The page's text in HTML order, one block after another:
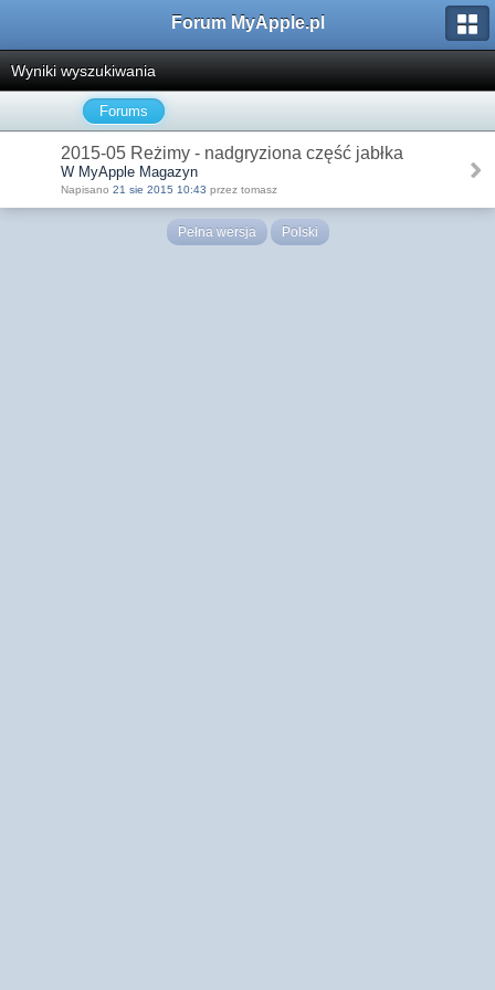
Forum MyApple.pl
Wyniki wyszukiwania
Forums
2015-05 Reżimy - nadgryziona część jabłka
W MyApple Magazyn
Napisano 21 sie 2015 10:43 przez tomasz
Pełna wersja Polski